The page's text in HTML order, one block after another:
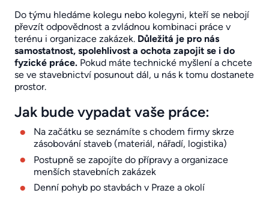
Do týmu hledáme kolegu nebo kolegyni, kteří se nebojí
převzít odpovědnost a zvládnou kombinaci práce v
terénu i organizace zakázek. Důležitá je pro nás
samostatnost, spolehlivost a ochota zapojit se i do
fyzické práce. Pokud máte technické myšlení a chcete
se ve stavebnictví posunout dál, u nás k tomu dostanete
prostor.
Jak bude vypadat vaše práce:
Na začátku se seznámíte s chodem firmy skrze
zásobování staveb (materiál, nářadí, logistika)
Postupně se zapojíte do přípravy a organizace
menších stavebních zakázek
Denní pohyb po stavbách v Praze a okolí